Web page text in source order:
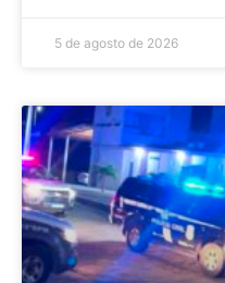
5 de agosto de 2026